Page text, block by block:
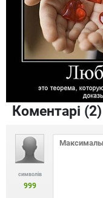
Коментарі (2)
символів
999